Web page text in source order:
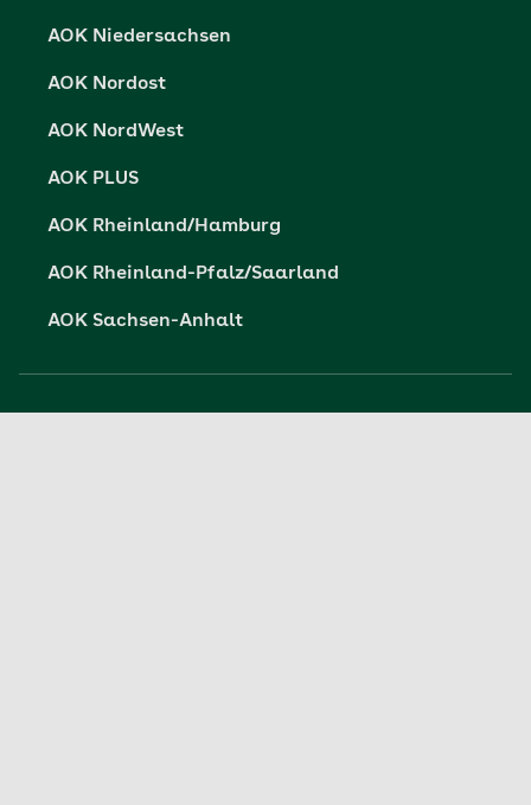
AOK Niedersachsen
AOK Nordost
AOK NordWest
AOK PLUS
AOK Rheinland/Hamburg
AOK Rheinland-Pfalz/Saarland
AOK Sachsen-Anhalt